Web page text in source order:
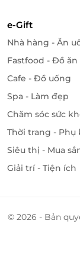
Săn
phòng dễ
giúp bạn tìm
nhận được:
e-Gift
Nhà hàng - Ăn
Fastfood - Đồ
Cafe - Đồ uống
Spa - Làm đẹp
Chăm sóc sức
Thời trang - Phụ
Siêu thị - Mua
Giải trí - Tiện ích
© 2026 - Bản